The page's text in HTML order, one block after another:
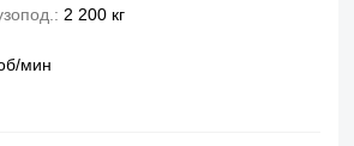
2 200 кг
мин